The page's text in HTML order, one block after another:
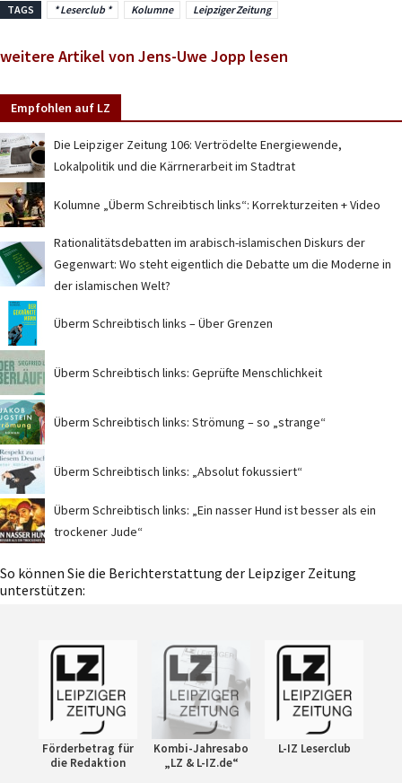
TAGS * Leserclub * Kolumne Leipziger Zeitung
weitere Artikel von Jens-Uwe Jopp lesen
Empfohlen auf LZ
Die Leipziger Zeitung 106: Vertrödelte Energiewende,
Lokalpolitik und die Kärrnerarbeit im Stadtrat
Kolumne „Überm Schreibtisch links“: Korrekturzeiten + Video
Rationalitätsdebatten im arabisch-islamischen Diskurs der
Gegenwart: Wo steht eigentlich die Debatte um die Moderne in
der islamischen Welt?
Überm Schreibtisch links – Über Grenzen
Überm Schreibtisch links: Geprüfte Menschlichkeit
Überm Schreibtisch links: Strömung – so „strange“
Überm Schreibtisch links: „Absolut fokussiert“
Überm Schreibtisch links: „Ein nasser Hund ist besser als ein
trockener Jude“
So können Sie die Berichterstattung der Leipziger Zeitung
unterstützen:
Förderbetrag für
die Redaktion
Kombi-Jahresabo
„LZ & L-IZ.de“
L-IZ Leserclub